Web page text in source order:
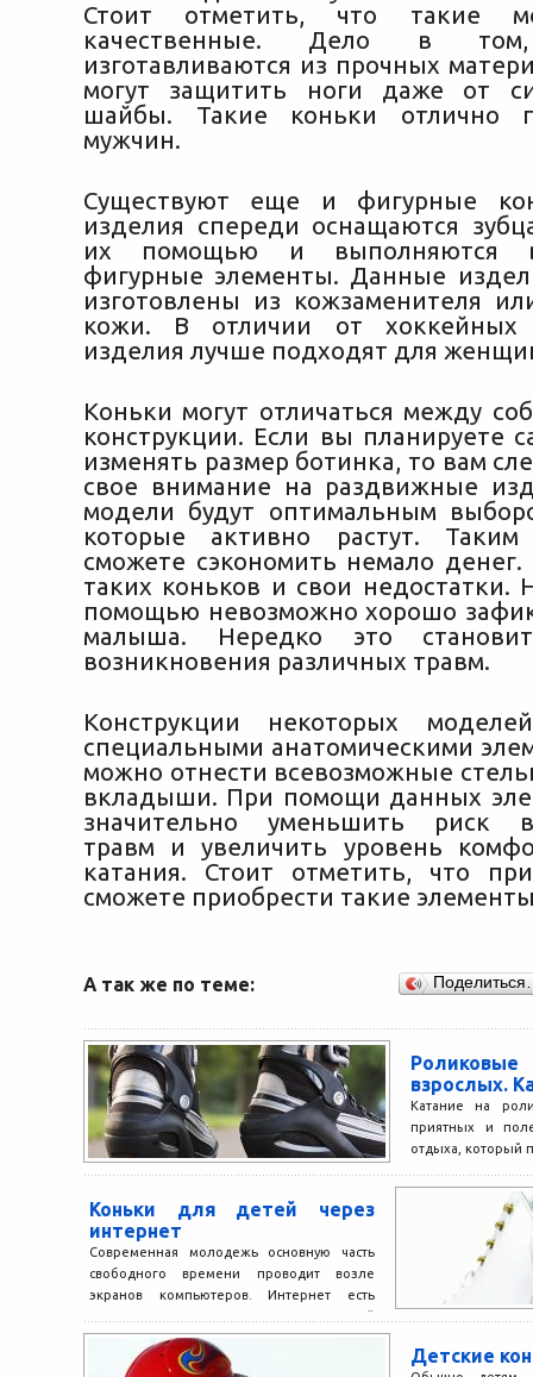
Стоит отметить, что такие
качественные. Дело в
изготавливаются из прочных
могут защитить ноги даже от
шайбы. Такие коньки отлично
мужчин.
Существуют еще и фигурные
изделия спереди оснащаются
их помощью и выполняются
фигурные элементы. Данные
изготовлены из кожзаменителя
кожи. В отличии от хоккейных
изделия лучше подходят для
Коньки могут отличаться между
конструкции. Если вы планируете
изменять размер ботинка, то вам
свое внимание на раздвижные
модели будут оптимальным
которые активно растут.
сможете сэкономить немало
таких коньков и свои недостатки.
помощью невозможно хорошо
малыша. Нередко это
возникновения различных травм.
Конструкции некоторых
специальными анатомическими
можно отнести всевозможные
вкладыши. При помощи данных
значительно уменьшить риск
травм и увеличить уровень
катания. Стоит отметить, что
сможете приобрести такие
А так же по теме:
взрослых.
Катание на
приятных и
отдыха, который
Коньки для детей через
интернет
Современная молодежь основную часть
свободного времени проводит возле
экранов компьютеров. Интернет есть
практически в каждом доме, в каждой
квартире. Во...
Детские